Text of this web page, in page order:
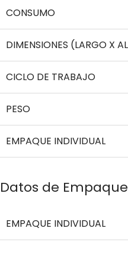
CONSUMO
DIMENSIONES (LARGO X
CICLO DE TRABAJO
PESO
EMPAQUE INDIVIDUAL
Datos de
EMPAQUE INDIVIDUAL